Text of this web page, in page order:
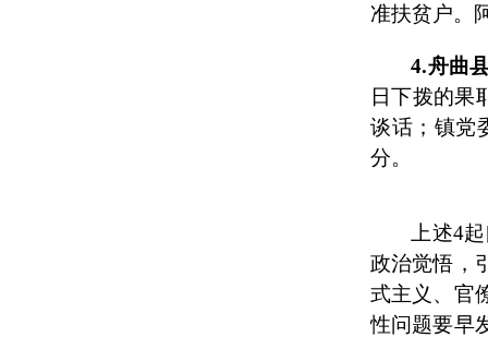
准扶贫户。
4.舟曲
日下拨的果
谈话；镇党
分。
上述4
政治觉悟，
式主义、官
性问题要早